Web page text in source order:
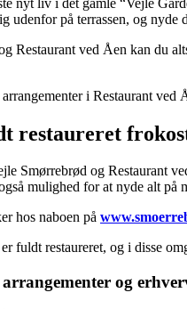
udenfor på terrassen, og
Restaurant ved Åen kan du
i Restaurant ved
restaureret
Smørrebrød og Restaurant
mulighed for at nyde alt
hos naboen på
fuldt restaureret, og i disse
og